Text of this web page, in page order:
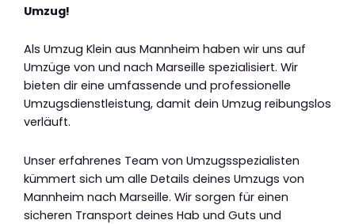
Umzug!
Als Umzug Klein aus Mannheim haben wir uns auf
Umzüge von und nach Marseille spezialisiert. Wir
bieten dir eine umfassende und professionelle
Umzugsdienstleistung, damit dein Umzug reibungslos
verläuft.
Unser erfahrenes Team von Umzugsspezialisten
kümmert sich um alle Details deines Umzugs von
Mannheim nach Marseille. Wir sorgen für einen
sicheren Transport deines Hab und Guts und